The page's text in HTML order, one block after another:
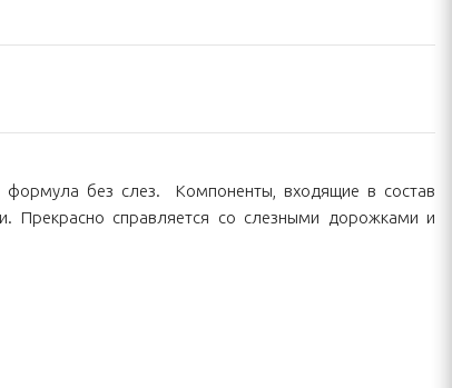
формула без слез. Компоненты, входящие в состав
Прекрасно справляется со слезными дорожками и